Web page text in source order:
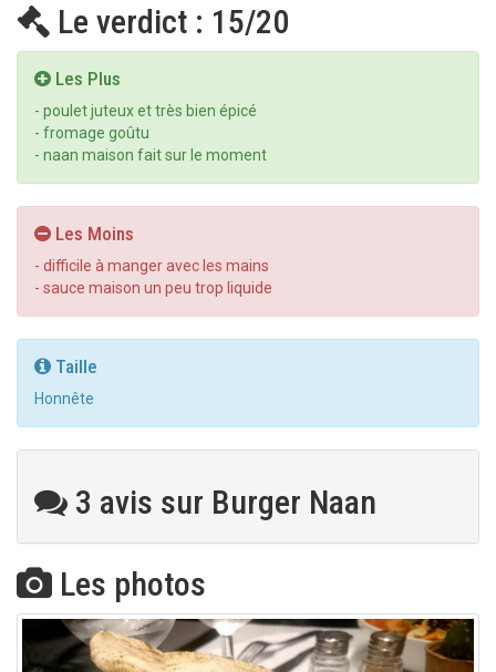
Le verdict : 15/20
Les Plus
- poulet juteux et très bien épicé
- fromage goûtu
- naan maison fait sur le moment
Les Moins
- difficile à manger avec les mains
- sauce maison un peu trop liquide
Taille
Honnête
3 avis sur Burger Naan
Les photos